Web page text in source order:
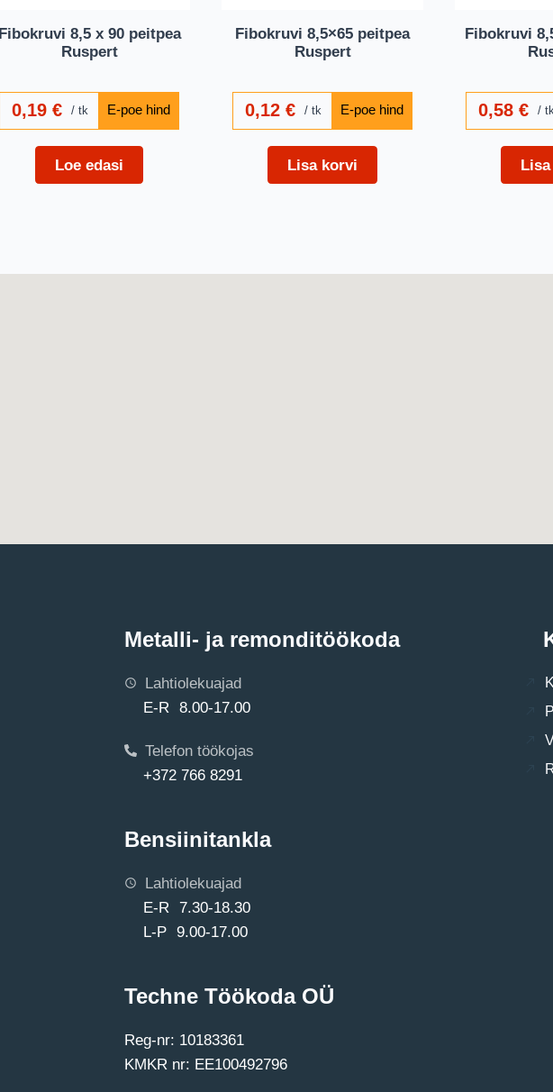
Fibokruvi 8,5 x 90 peitpea
Ruspert
0,19€ tk
Loe edasi
Fibokruvi 8,5×65 peitpea
Ruspert
0,12€ tk
Lisa korvi
Fibokruvi
0,58€
Metalli- ja remonditöökoda
Lahtiolekuajad
E-R 8.00-17.00
Telefon töökojas
+372 766 8291
Bensiinitankla
Lahtiolekuajad
E-R 7.30-18.30
L-P 9.00-17.00
Techne Töökoda OÜ
Reg-nr: 10183361
KMKR nr: EE100492796